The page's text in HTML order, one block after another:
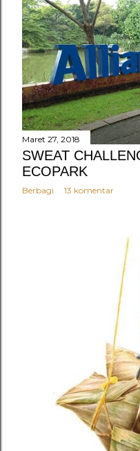
Maret 27, 2018
SWEAT
ECOPARK
Berbagi 13 komentar